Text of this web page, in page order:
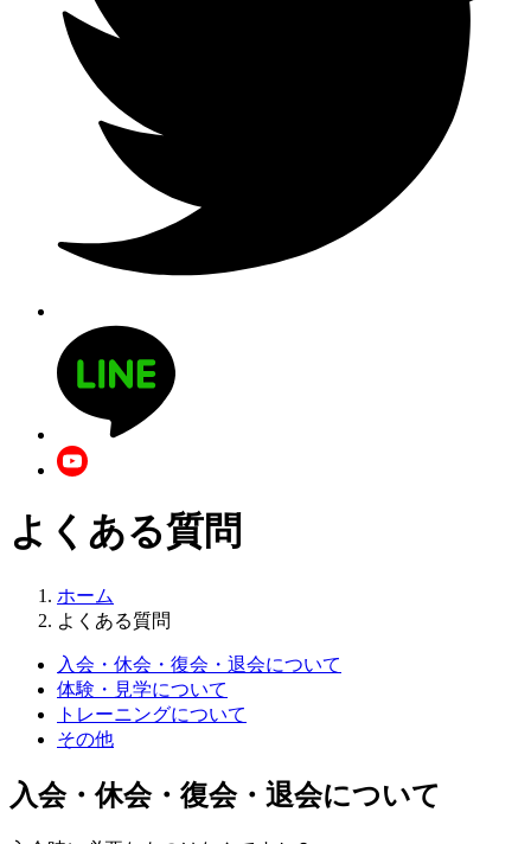
よくある質問
ホーム
よくある質問
入会・休会・復会・退会について
体験・見学について
トレーニングについて
その他
入会・休会・復会・退会について